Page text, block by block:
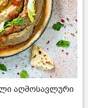
აღმოსავლური